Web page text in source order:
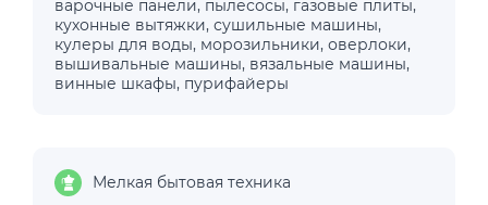
варочные панели, пылесосы, газовые плиты,
кухонные вытяжки, сушильные машины,
кулеры для воды, морозильники, оверлоки,
вышивальные машины, вязальные машины,
винные шкафы, пурифайеры
Мелкая бытовая техника